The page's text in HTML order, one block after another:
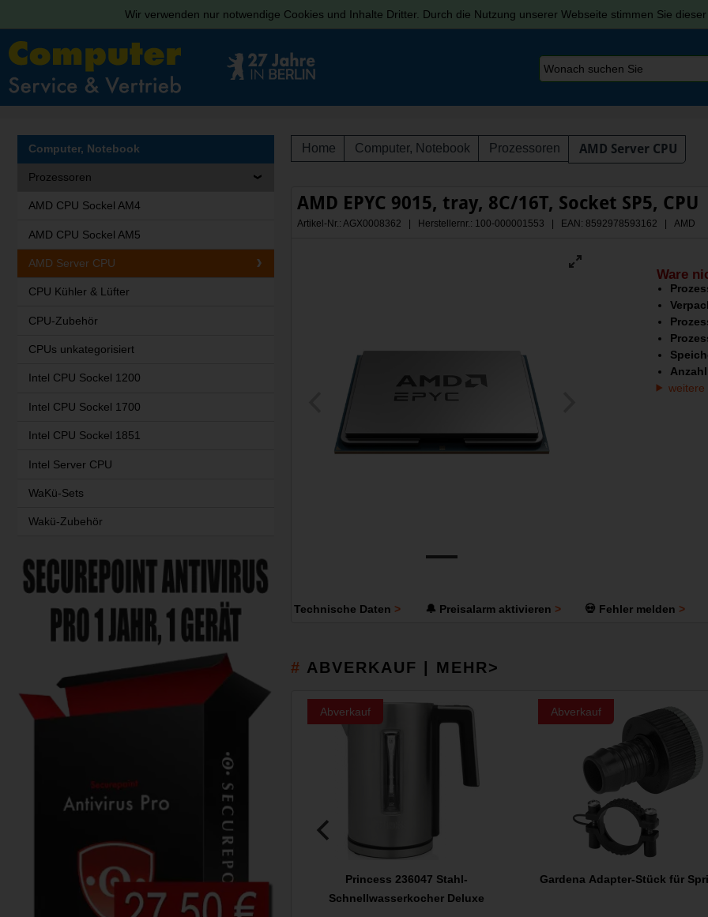
Wir verwenden nur notwendige Cookies und Inhalte Dritter. Durch die Nutzung unserer Webseite stimmen Sie dieser
Home Computer, Notebook Prozessoren AMD Server CPU
AMD EPYC 9015, tray, 8C/16T, Socket SP5, CPU
Artikel-Nr.: AGX0008362 | Herstellernr.: 100-000001553 | EAN: 8592978593162 | AMD
Ware
weitere
Technische Daten 🔔 Preisalarm aktivieren 💀 Fehler melden
ABVERKAUF | MEHR>
Abverkauf
Princess 236047 Stahl-
Schnellwasserkocher Deluxe
Abverkauf
Gardena Adapter-Stück für
Computer, Notebook
Prozessoren
AMD CPU Sockel AM4
AMD CPU Sockel AM5
AMD Server CPU
CPU Kühler & Lüfter
CPU-Zubehör
CPUs unkategorisiert
Intel CPU Sockel 1200
Intel CPU Sockel 1700
Intel CPU Sockel 1851
Intel Server CPU
WaKü-Sets
Wakü-Zubehör